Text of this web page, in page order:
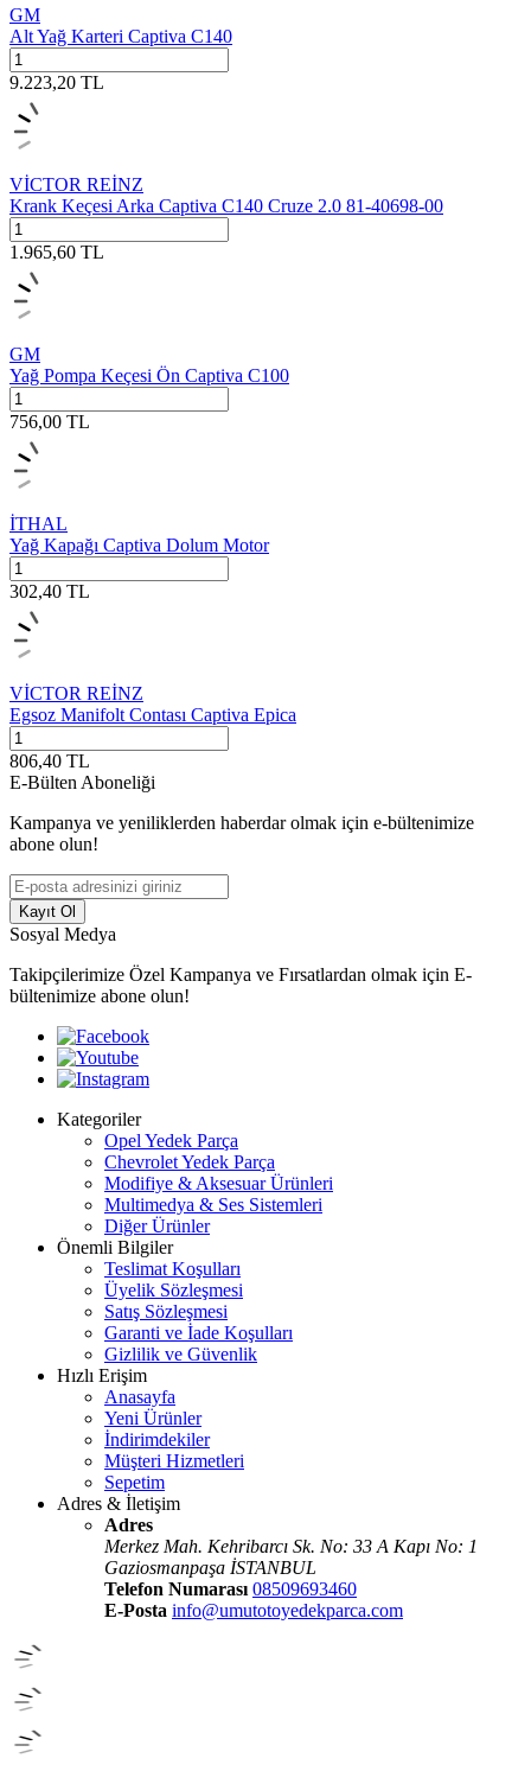
GM
Alt Yağ Karteri Captiva C140
9.223,20 TL
VİCTOR REİNZ
Krank Keçesi Arka Captiva C140 Cruze 2.0 81-40698-00
1.965,60 TL
GM
Yağ Pompa Keçesi Ön Captiva C100
756,00 TL
İTHAL
Yağ Kapağı Captiva Dolum Motor
302,40 TL
VİCTOR REİNZ
Egsoz Manifolt Contası Captiva Epica
806,40 TL
E-Bülten Aboneliği
Kampanya ve yeniliklerden haberdar olmak için e-bültenimize
abone olun!
Kayıt Ol
Sosyal Medya
Takipçilerimize Özel Kampanya ve Fırsatlardan olmak için E-
bültenimize abone olun!
Kategoriler
Opel Yedek Parça
Chevrolet Yedek Parça
Modifiye & Aksesuar Ürünleri
Multimedya & Ses Sistemleri
Diğer Ürünler
Önemli Bilgiler
Teslimat Koşulları
Üyelik Sözleşmesi
Satış Sözleşmesi
Garanti ve İade Koşulları
Gizlilik ve Güvenlik
Hızlı Erişim
Anasayfa
Yeni Ürünler
İndirimdekiler
Müşteri Hizmetleri
Sepetim
Adres & İletişim
Adres
Merkez Mah. Kehribarcı Sk. No: 33 A Kapı No: 1
Gaziosmanpaşa İSTANBUL
Telefon Numarası 08509693460
E-Posta info@umutotoyedekparca.com